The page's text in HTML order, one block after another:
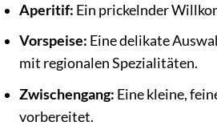
Aperitif: Ein prickelnder
Vorspeise: Eine delikate
mit regionalen Spezialitäten.
Zwischengang: Eine kleine,
vorbereitet.